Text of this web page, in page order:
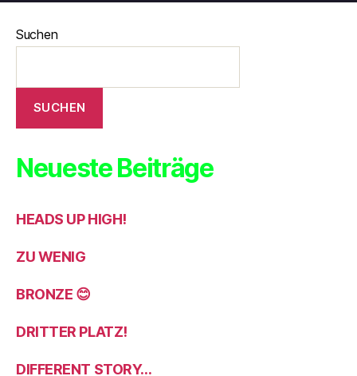
Suchen
SUCHEN
Neueste Beiträge
HEADS UP HIGH!
ZU WENIG
BRONZE 😊
DRITTER PLATZ!
DIFFERENT STORY…